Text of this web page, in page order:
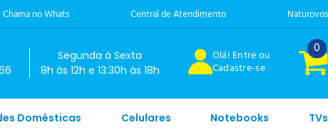
Chama no Whats Central de Atendimento Naturovos
Segunda à Sexta
8h às 12h e 13:30h às 18h
Olá! Entre ou
Cadastre-se
0
Domésticas Celulares Notebooks TVs